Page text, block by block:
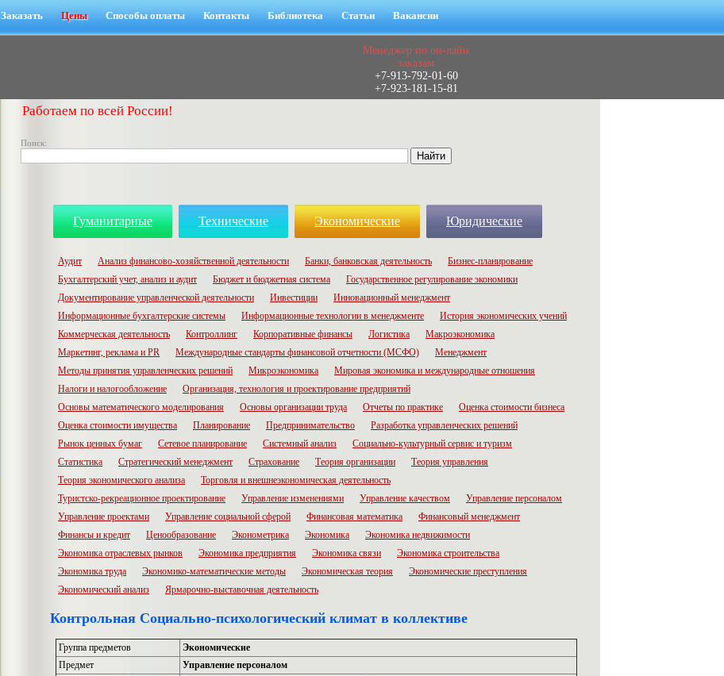
Заказать Цены Способы оплаты Контакты Библиотека Статьи Вакансии
Менеджер по он-лайн
заказам
+7-913-792-01-60
+7-923-181-15-81
Работаем по всей России!
Поиск:
Гуманитарные Технические Экономические Юридические
Аудит Анализ финансово-хозяйственной деятельности Банки, банковская деятельность
Бизнес-планирование
Бухгалтерский учет, анализ и аудит
Бюджет и бюджетная система
Государственное регулирование экономики
Документирование управленческой деятельности
Инвестиции
Инновационный менеджмент
Информационные бухгалтерские системы
Информационные технологии в менеджменте
История экономических учений
Коммерческая деятельность
Контроллинг Корпоративные финансы Логистика
Макроэкономика
Маркетинг, реклама и PR
Международные стандарты финансовой отчетности (МСФО)
Менеджмент
Методы принятия управленческих решений
Микроэкономика
Мировая экономика и международные отношения
Налоги и налогообложение
Организация, технология и проектирование предприятий
Основы математического моделирования
Основы организации труда Отчеты по практике
Оценка стоимости бизнеса
Оценка стоимости имущества
Планирование Предпринимательство
Разработка управленческих решений
Рынок ценных бумаг
Сетевое планирование Системный анализ
Социально-культурный сервис и туризм
Статистика
Стратегический менеджмент Страхование Теория организации
Теория управления
Теория экономического анализа
Торговля и внешнеэкономическая деятельность
Туристско-рекреационное проектирование
Управление изменениями Управление качеством
Управление персоналом
Управление проектами
Управление социальной сферой Финансовая математика
Финансовый менеджмент
Финансы и кредит
Ценообразование Эконометрика Экономика
Экономика недвижимости
Экономика отраслевых рынков
Экономика предприятия Экономика связи
Экономика строительства
Экономика труда
Экономико-математические методы Экономическая теория
Экономические преступления
Экономический анализ
Ярмарочно-выставочная деятельность
Контрольная Социально-психологический климат в коллективе
Группа предметов
Экономические
Предмет
Управление персоналом